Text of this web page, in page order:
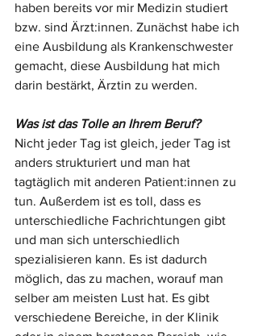
haben bereits vor mir Medizin studiert
bzw. sind Ärzt:innen. Zunächst habe ich
eine Ausbildung als Krankenschwester
gemacht, diese Ausbildung hat mich
darin bestärkt, Ärztin zu werden.
Was ist das Tolle an Ihrem Beruf?
Nicht jeder Tag ist gleich, jeder Tag ist
anders strukturiert und man hat
tagtäglich mit anderen Patient:innen zu
tun. Außerdem ist es toll, dass es
unterschiedliche Fachrichtungen gibt
und man sich unterschiedlich
spezialisieren kann. Es ist dadurch
möglich, das zu machen, worauf man
selber am meisten Lust hat. Es gibt
verschiedene Bereiche, in der Klinik